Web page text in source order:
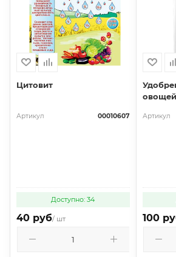
Цитовит
Артикул 00010607
Доступно: 34
40 руб/ шт
овощей
Артикул
100